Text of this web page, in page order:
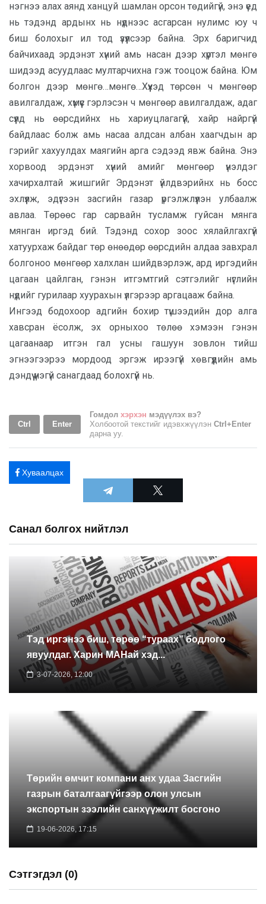
нэгнээ алах аянд ханцуй шамлан орсон төдийгүй, энэ үед
нь тэдэнд ардынх нь нүднээс асгарсан нулимс юу ч
биш болохыг ил тод үзүүлсээр байна. Эрх баригчид
байчихаад эрдэнэт хүний амь насан дээр хүртэл мөнгө
шидээд асуудлаас мултарчихна гэж тооцож байна. Юм
болгон дээр мөнгө…мөнгө…Хүүхэд төрсөн ч мөнгөөр
авилгалдаж, хүмүүс гэрлэсэн ч мөнгөөр авилгалдаж, адаг
сүүлд нь өөрсдийнх нь хариуцлагагүй, хайр найргүй
байдлаас болж амь насаа алдсан албан хаагчдын ар
гэрийг хахуулдах маягийн арга сэдээд явж байна. Энэ
хорвоод эрдэнэт хүний амийг мөнгөөр үнэлдэг
хачирхалтай жишгийг Эрдэнэт үйлдвэрийнх нь босс
эхлүүлж, эдүгээн засгийн газар үргэлжлүүлэн улбаалж
авлаа. Төрөөс гар сарвайн тусламж гуйсан мянга
мянган иргэд бий. Тэдэнд сохор зоос хялайлгахгүй
хатуурхаж байдаг төр өнөөдөр өөрсдийн алдаа завхрал
болгоноо мөнгөөр халхлан шийдвэрлэж, ард иргэдийн
цагаан цайлган, гэнэн итгэмтгий сэтгэлийг нүглийн
нүдийг гурилаар хуурахын үлгэрээр аргацааж байна.
Ингээд бодохоор адгийн бохир түшээдийн дор алга
хавсран ёсолж, эх орныхоо төлөө хэмээн гэнэн
цагаанаар итгэн гал усны гашуун зовлон тийш
эгнээгээрээ мордоод эргэж ирээгүй хөвгүүдийн амь
дэндүү үнэгүй санагдаад болохгүй нь.
Ctrl Enter
Гомдол хэрхэн мэдүүлэх вэ?
Холбоотой текстийг идэвхжүүлэн Ctrl+Enter
дарна уу.
Хуваалцах
Санал болгох нийтлэл
Тэд иргэнээ биш, төрөө “тураах” бодлого
явуулдаг. Харин МАНай хэд...
3-07-2026, 12:00
Төрийн өмчит компани анх удаа Засгийн
газрын баталгаагүйгээр олон улсын
экспортын зээлийн санхүүжилт босгоно
19-06-2026, 17:15
Сэтгэгдэл (0)